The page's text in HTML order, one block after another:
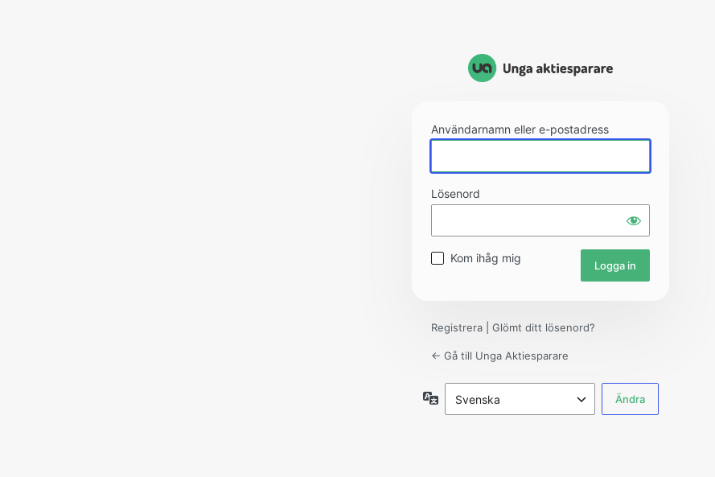
Användarnamn eller e-postadress
Lösenord
Kom ihåg mig
Registrera Glömt ditt lösenord?
← Gå till Unga Aktiesparare
Språk